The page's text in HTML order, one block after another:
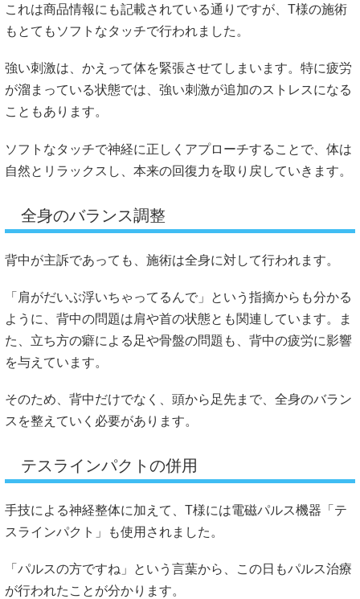
これは商品情報にも記載されている通りですが、T様の施術
もとてもソフトなタッチで行われました。
強い刺激は、かえって体を緊張させてしまいます。特に疲労
が溜まっている状態では、強い刺激が追加のストレスになる
こともあります。
ソフトなタッチで神経に正しくアプローチすることで、体は
自然とリラックスし、本来の回復力を取り戻していきます。
全身のバランス調整
背中が主訴であっても、施術は全身に対して行われます。
「肩がだいぶ浮いちゃってるんで」という指摘からも分かる
ように、背中の問題は肩や首の状態とも関連しています。ま
た、立ち方の癖による足や骨盤の問題も、背中の疲労に影響
を与えています。
そのため、背中だけでなく、頭から足先まで、全身のバラン
スを整えていく必要があります。
テスラインパクトの併用
手技による神経整体に加えて、T様には電磁パルス機器「テ
スラインパクト」も使用されました。
「パルスの方ですね」という言葉から、この日もパルス治療
が行われたことが分かります。